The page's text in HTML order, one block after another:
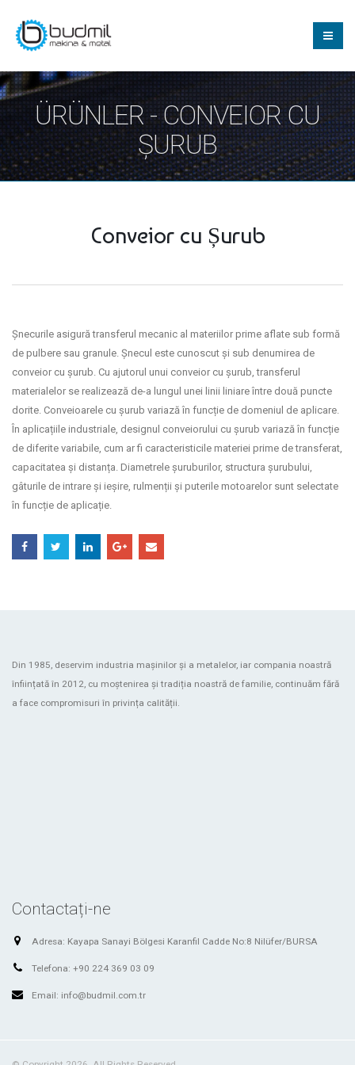
ÜRÜNLER - CONVEIOR CU
ȘURUB
Conveior cu Șurub
Șnecurile asigură transferul mecanic al materiilor prime aflate sub formă
de pulbere sau granule. Șnecul este cunoscut și sub denumirea de
conveior cu șurub. Cu ajutorul unui conveior cu șurub, transferul
materialelor se realizează de-a lungul unei linii liniare între două puncte
dorite. Conveioarele cu șurub variază în funcție de domeniul de aplicare.
În aplicațiile industriale, designul conveiorului cu șurub variază în funcție
de diferite variabile, cum ar fi caracteristicile materiei prime de transferat,
capacitatea și distanța. Diametrele șuruburilor, structura șurubului,
gâturile de intrare și ieșire, rulmenții și puterile motoarelor sunt selectate
în funcție de aplicație.
Din 1985, deservim industria mașinilor și a metalelor, iar compania noastră
înființată în 2012, cu moștenirea și tradiția noastră de familie, continuăm fără
a face compromisuri în privința calității.
Contactați-ne
Adresa: Kayapa Sanayi Bölgesi Karanfil Cadde No:8 Nilüfer/BURSA
Telefona: +90 224 369 03 09
Email: info@budmil.com.tr